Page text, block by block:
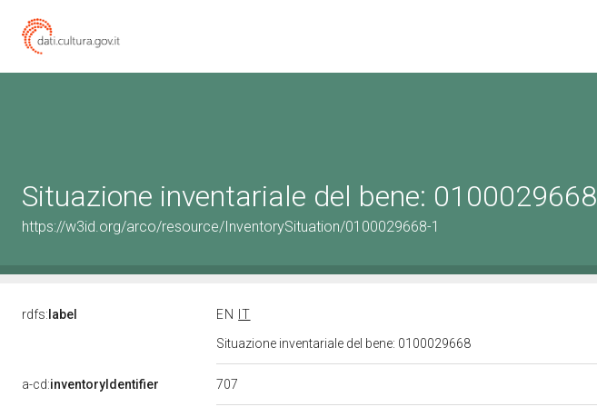
Situazione inventariale del bene: 0100029668
https://w3id.org/arco/resource/InventorySituation/0100029668-1
rdfs: label EN
IT
Situazione inventariale del bene: 0100029668
a-cd:inventoryIdentifier 707